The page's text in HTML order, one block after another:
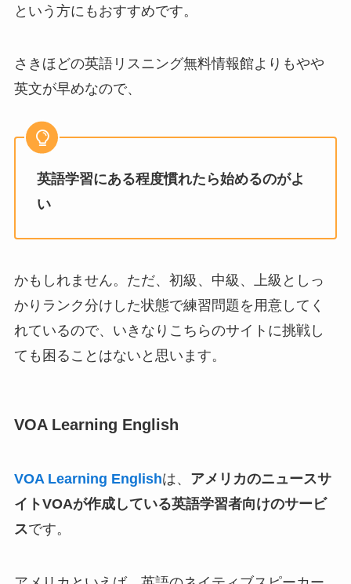
という方にもおすすめです。
さきほどの英語リスニング無料情報館よりもやや
英文が早めなので、
英語学習にある程度慣れたら始めるのがよ
い
かもしれません。ただ、初級、中級、上級としっ
かりランク分けした状態で練習問題を用意してく
れているので、いきなりこちらのサイトに挑戦し
ても困ることはないと思います。
VOA Learning English
VOA Learning Engl ishは、 アメリカのニュースサ
イトVOAが作成している英語学習者向けのサービ
スです。